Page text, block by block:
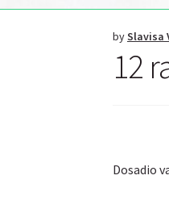
bySlavisa
12
Dosadio